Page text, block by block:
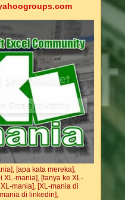
[apa kata mereka],
XL-mania], [tanya ke XL-
mania], [XL-mania di
di linkedin],